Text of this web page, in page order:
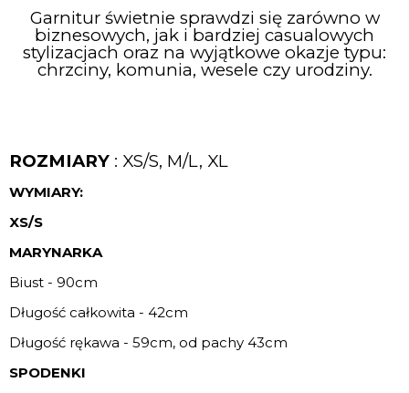
Garnitur świetnie sprawdzi się zarówno w
biznesowych, jak i bardziej casualowych
stylizacjach oraz na wyjątkowe okazje typu:
chrzciny, komunia, wesele czy urodziny.
ROZMIARY : XS/S, M/L, XL
WYMIARY:
XS/S
MARYNARKA
Biust - 90cm
Długość całkowita - 42cm
Długość rękawa - 59cm, od pachy 43cm
SPODENKI